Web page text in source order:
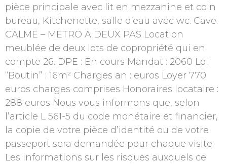
pièce principale avec lit en mezzanine et coin
bureau, Kitchenette, salle d’eau avec wc. Cave.
CALME – METRO A DEUX PAS Location
meublée de deux lots de copropriété qui en
compte 26. DPE : En cours Mandat : 2060 Loi
“Boutin” : 16m² Charges an : euros Loyer 770
euros charges comprises Honoraires locataire :
288 euros Nous vous informons que, selon
l’article L 561-5 du code monétaire et financier,
la copie de votre pièce d’identité ou de votre
passeport sera demandée pour chaque visite.
Les informations sur les risques auxquels ce